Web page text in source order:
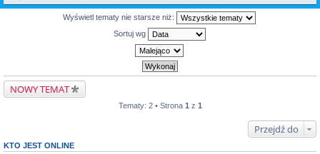
Wyświetl tematy nie starsze niż:
Sortuj wg
NOWY TEMAT
Tematy: 2 • Strona 1 z 1
Przejdź do
KTO JEST ONLINE